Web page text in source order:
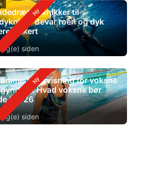
til
Bevar roen og dyk
sikkert
siden
for voksne
Hvad voksne bør
i 2026
siden